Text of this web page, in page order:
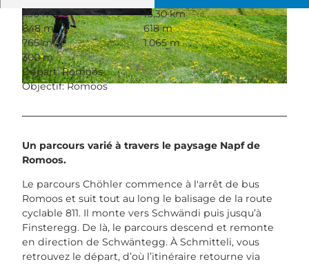
© outsideisfree.ch, UNESCO Biosphäre Entlebuch
© Simon Meyer, UNESCO Biosphäre Entlebuch
© Samuel Büttler, UNESCO Biosphäre Entlebu
ch
1:30 h
16,30 km
848 m
618 m
765 m
1.065 m
300 m
Départ: Romoos
Objectif: Romoos
Un parcours varié à travers le paysage Napf de
Romoos.
Le parcours Chöhler commence à l'arrêt de bus
Romoos et suit tout au long le balisage de la route
cyclable 811. Il monte vers Schwändi puis jusqu’à
Finsteregg. De là, le parcours descend et remonte
en direction de Schwäntegg. À Schmitteli, vous
retrouvez le départ, d’où l’itinéraire retourne via